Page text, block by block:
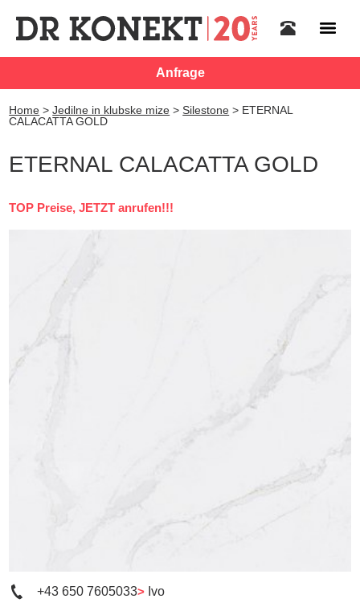
Anfrage
Home >Jedilne in klubske mize >Silestone > ETERNAL
CALACATTA GOLD
ETERNAL CALACATTA GOLD
TOP Preise, JETZT anrufen!!!
+43 650 7605033> Ivo